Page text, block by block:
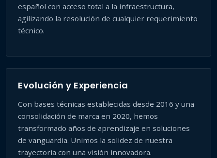
español con acceso total a la infraestructura,
agilizando la resolución de cualquier requerimiento
técnico.
Evolución y Experiencia
Con bases técnicas establecidas desde 2016 y una
consolidación de marca en 2020, hemos
transformado años de aprendizaje en soluciones
de vanguardia. Unimos la solidez de nuestra
trayectoria con una visión innovadora.